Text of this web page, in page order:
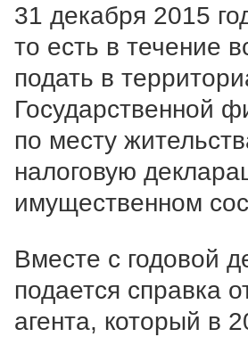
31 декабря 2015
то есть в течение
подать в
Государственной
по месту
налоговую
имущественном
Вместе с годовой
подается справка
агента, который в